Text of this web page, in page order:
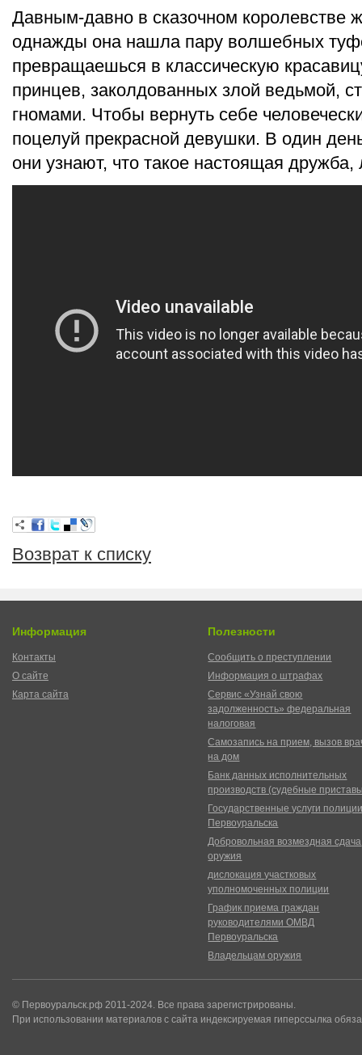
Давным-давно в сказочном королевстве
однажды она нашла пару волшебных
превращаешься в классическую
принцев, заколдованных злой ведьмой,
гномами. Чтобы вернуть себе
поцелуй прекрасной девушки. В один
они узнают, что такое настоящая
Возврат к списку
Информация
Контакты
О сайте
Карта сайта
Полезности
Сообщить о преступлении
Информация о штрафах
Сервис «Узнай свою
задолженность» федеральная
налоговая
Самозапись на прием, вызов
на дом
Банк данных исполнительных
производств (судебные
Государственные услуги
Первоуральска
Добровольная возмездная сдача
оружия
дислокация участковых
уполномоченных полиции
График приема граждан
руководителями ОМВД
Первоуральска
Владельцам оружия
© Первоуральск.рф 2011-2024. Все права зарегистрированы.
При использовании материалов с сайта индексируемая гиперссылка